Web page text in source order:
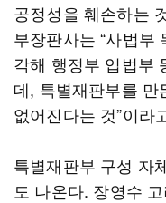
공정성을 훼손하는
부장판사는 “사법부
각해 행정부 입법부
데, 특별재판부를 만
없어진다는 것”이라
특별재판부 구성 자
도 나온다. 장영수